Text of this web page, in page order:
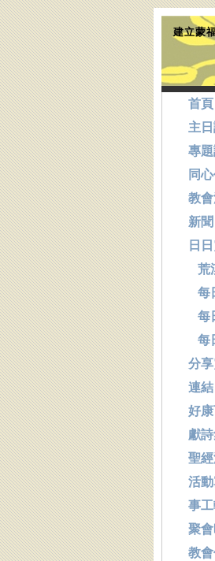
建立蒙
首頁
主
專
同
教
新聞
日
荒
每
每
每
分
連結
好
獻
聖
活
事
聚
教